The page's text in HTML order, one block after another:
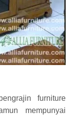
furniture
mempunyai